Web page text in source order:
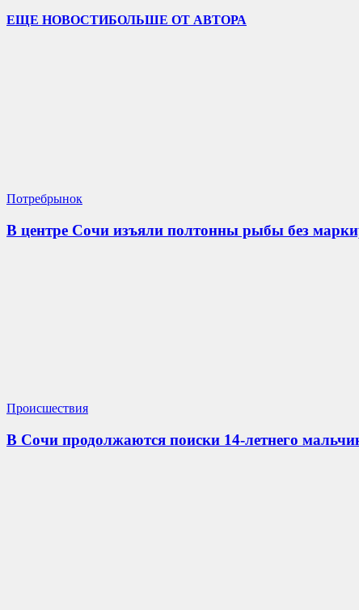
ЕЩЕ НОВОСТИБОЛЬШЕ ОТ АВТОРА
Потребрынок
В центре Сочи изъяли полтонны рыбы без
Происшествия
В Сочи продолжаются поиски 14-летнего